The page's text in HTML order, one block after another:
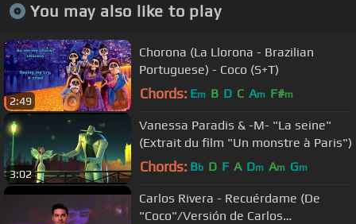
You may also like to play
2:49
Chorona (La Llorona - Brazilian
Portuguese) - Coco (S+T)
Chords: Em B D C Am F#m
3:02
Vanessa Paradis & -M- "La seine"
(Extrait du film "Un monstre à Paris")
Chords: Bb D F A Dm Am Gm
Carlos Rivera - Recuérdame (De
"Coco"/Versión de Carlos